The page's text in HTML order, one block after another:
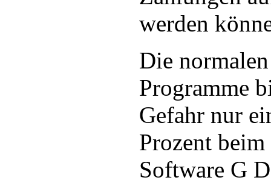
werden
Die
Programme
Gefahr nur
Prozent
Software G